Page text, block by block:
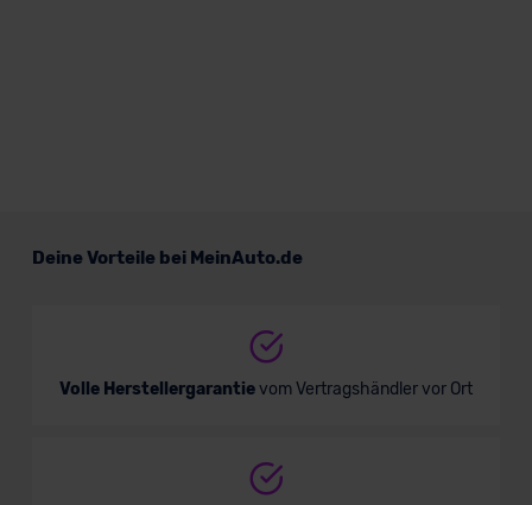
Deine Vorteile bei MeinAuto.de
Volle Herstellergarantievom Vertragshändler vor Ort